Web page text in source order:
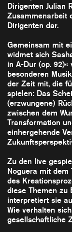
Dirigenten Julian
Zusammenarbeit
Dirigenten dar.
Gemeinsam mit
widmet sich
in A-Dur (op.
besonderen
der Zeit mit, die
spielen: Das
(erzwungene)
zwischen dem
Transformation
einhergehende
Zu den live
Noguera mit dem
des
diese Themen zu
interpretiert sie
Wie verhalten
gesellschaftliche